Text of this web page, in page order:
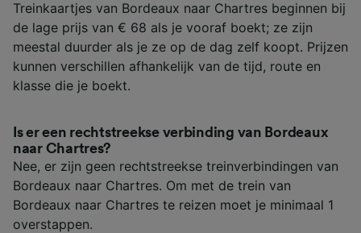
Treinkaartjes van Bordeaux naar Chartres beginnen bij
de lage prijs van € 68 als je vooraf boekt; ze zijn
meestal duurder als je ze op de dag zelf koopt. Prijzen
kunnen verschillen afhankelijk van de tijd, route en
klasse die je boekt.
Is er een rechtstreekse verbinding van Bordeaux
naar Chartres?
Nee, er zijn geen rechtstreekse treinverbindingen van
Bordeaux naar Chartres. Om met de trein van
Bordeaux naar Chartres te reizen moet je minimaal 1
overstappen.